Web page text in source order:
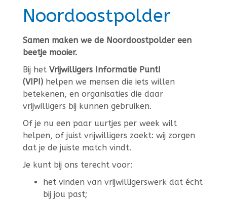
Noordoostpolder
Samen maken we de Noordoostpolder een
beetje mooier.
Bij het Vrijwilligers Informatie Punt!
(VIP!) helpen we mensen die iets willen
betekenen, en organisaties die daar
vrijwilligers bij kunnen gebruiken.
Of je nu een paar uurtjes per week wilt
helpen, of juist vrijwilligers zoekt: wij zorgen
dat je de juiste match vindt.
Je kunt bij ons terecht voor:
het vinden van vrijwilligerswerk dat écht
bij jou past;